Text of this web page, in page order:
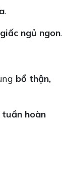
.
ngủ ngon.
bổ thận,
hoàn